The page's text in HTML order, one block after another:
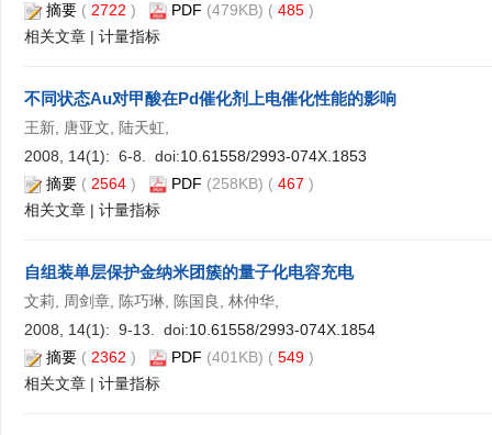
摘要 ( 2722 ) PDF (479KB) ( 485 )
相关文章 | 计量指标
不同状态Au对甲酸在Pd催化剂上电催化性能的影响
王新, 唐亚文, 陆天虹,
2008, 14(1): 6-8. doi:10.61558/2993-074X.1853
摘要 ( 2564 ) PDF (258KB) ( 467 )
相关文章 | 计量指标
自组装单层保护金纳米团簇的量子化电容充电
文莉, 周剑章, 陈巧琳, 陈国良, 林仲华,
2008, 14(1): 9-13. doi:10.61558/2993-074X.1854
摘要 ( 2362 ) PDF (401KB) ( 549 )
相关文章 | 计量指标